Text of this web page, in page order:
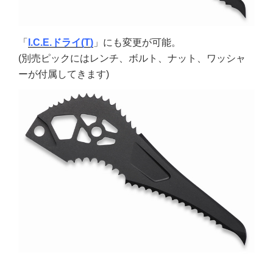
「 I.C.E.ドライ(T) 」にも変更が可能。
(別売ピックにはレンチ、ボルト、ナット、ワッシャ
ーが付属してきます)